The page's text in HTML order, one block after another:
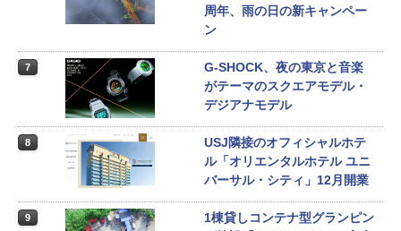
周年、雨の日の新キャンペー
ン
7
G-SHOCK、夜の東京と音楽
がテーマのスクエアモデル・
デジアナモデル
8
USJ隣接のオフィシャルホテ
ル「オリエンタルホテル ユニ
バーサル・シティ」12月開業
9
1棟貸しコンテナ型グランピン